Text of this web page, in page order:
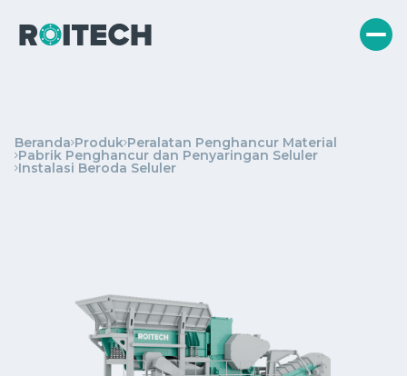
Beranda Produk Peralatan Penghancur Material
Pabrik Penghancur dan Penyaringan Seluler
Instalasi Beroda Seluler